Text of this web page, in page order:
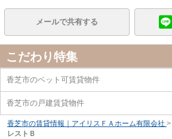
メールで共有する
こだわり特集
香芝市のペット可賃貸物件
香芝市の戸建賃貸物件
香芝市の賃貸情報｜アイリスＦＡホーム有限会社 >
レストＢ